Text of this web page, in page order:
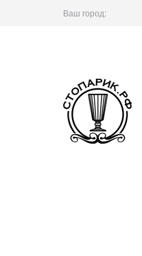
Ваш город: